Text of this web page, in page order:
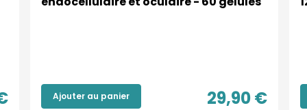
Ajouter au panier 29,90 €